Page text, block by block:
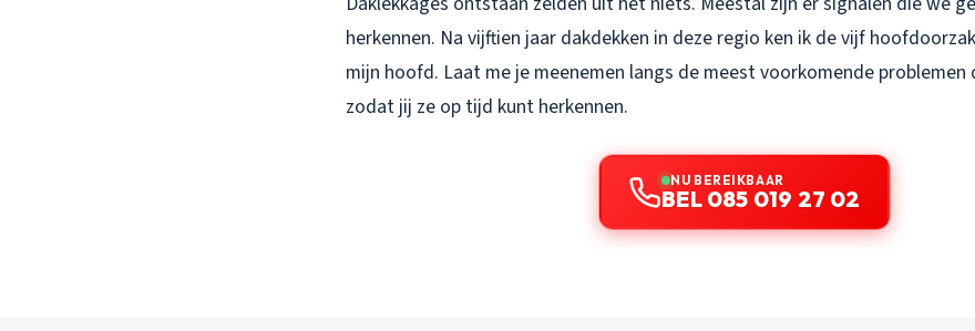
herkennen. Na vijftien jaar dakdekken in deze regio ken ik de vijf
mijn hoofd. Laat me je meenemen langs de meest voorkomende
zodat jij ze op tijd kunt herkennen.
NU BEREIKBAAR
BEL 085 019 27 02